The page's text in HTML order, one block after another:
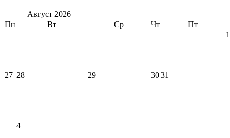
Август 2026
Пн
Вт Ср Чт Пт
27 28 29 3031
1
4